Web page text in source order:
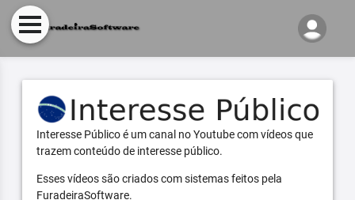
Interesse Público é um canal no Youtube com vídeos que
trazem conteúdo de interesse público.
Esses vídeos são criados com sistemas feitos pela
FuradeiraSoftware.